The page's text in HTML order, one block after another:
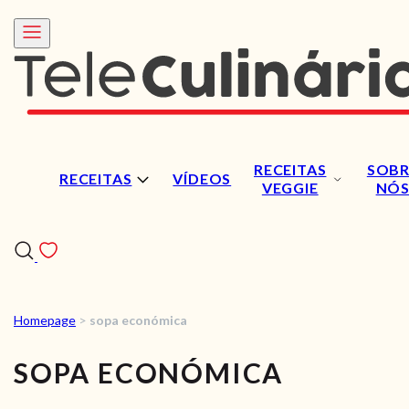
RECEITAS VÍDEOS
RECEITAS
VEGGIE
NÓS
VÍDEOS
Homepage > sopa económica
SOPA ECONÓMICA